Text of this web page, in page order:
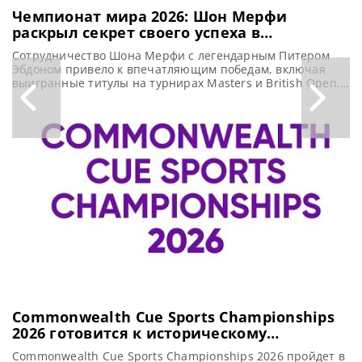
Чемпионат мира 2026: Шон Мерфи
раскрыл секрет своего успеха в
Шеффилде
Сотрудничество Шона Мерфи с легендарным Питером
Эбдоном привело к впечатляющим победам, включая
выигранные титулы на турнирах Masters и British Open,
а также повлияло на его игру и шансы на Чемпионате
мира 2026, сообщает metrouk В то время как Шону
Мерфи осталась всего одна победа до триумфа в
Крусибле, становится понятно, насколько его
взаимодействие с Питером
Commonwealth Cue Sports Championships
2026 готовится к историческому
возвращению в Индию
Commonwealth Cue Sports Championships 2026 пройдет в